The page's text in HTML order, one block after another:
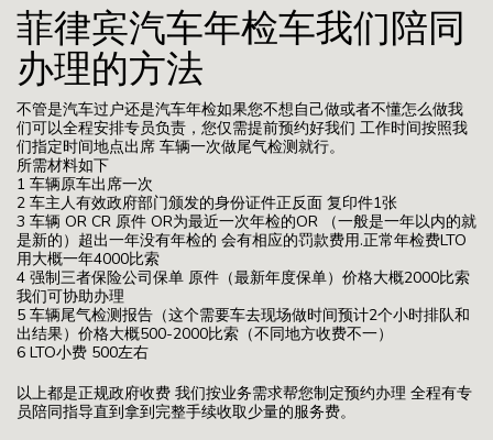
菲律宾汽车年检车我们陪同
办理的方法
不管是汽车过户还是汽车年检如果您不想自己做或者不懂怎么做我
们可以全程安排专员负责，您仅需提前预约好我们 工作时间按照我
们指定时间地点出席 车辆一次做尾气检测就行。
所需材料如下
1 车辆原车出席一次
2 车主人有效政府部门颁发的身份证件正反面 复印件1张
3 车辆 OR CR 原件 OR为最近一次年检的OR （一般是一年以内的就
是新的）超出一年没有年检的 会有相应的罚款费用.正常年检费LTO
用大概一年4000比索
4 强制三者保险公司保单 原件（最新年度保单）价格大概2000比索
我们可协助办理
5 车辆尾气检测报告（这个需要车去现场做时间预计2个小时排队和
出结果）价格大概500-2000比索（不同地方收费不一）
6 LTO小费 500左右
以上都是正规政府收费 我们按业务需求帮您制定预约办理 全程有专
员陪同指导直到拿到完整手续收取少量的服务费。